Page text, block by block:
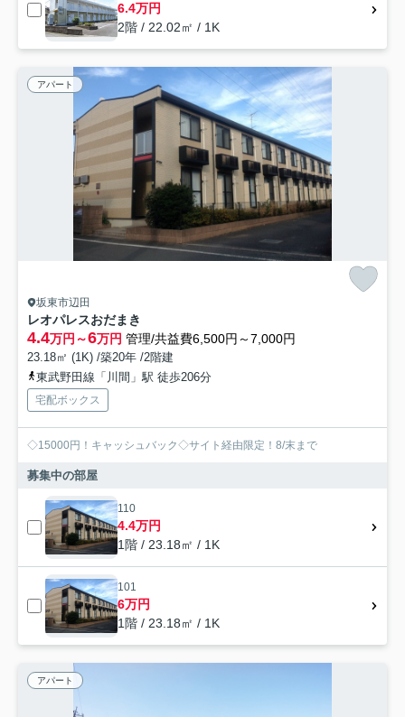
6.4万円
2階 / 22.02㎡ / 1K
アパート
坂東市辺田
レオパレスおだまき
4.4万円～6万円 管理/共益費6,500円～7,000円
23.18㎡ (1K) /築20年 /2階建
東武野田線「川間」駅 徒歩206分
宅配ボックス
◇15000円！キャッシュバック◇サイト経由限定！8/末まで
募集中の部屋
110
4.4万円
1階 / 23.18㎡ / 1K
101
6万円
1階 / 23.18㎡ / 1K
アパート